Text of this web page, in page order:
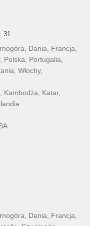
31
Dania, Francja,
Portugalia,
Włochy,
Kambodża, Katar,
Dania, Francja,